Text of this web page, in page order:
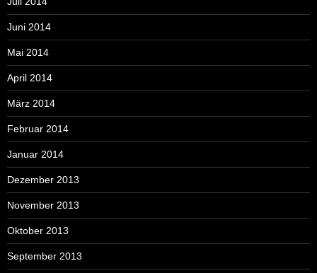
Juni 2014
Mai 2014
April 2014
März 2014
Februar 2014
Januar 2014
Dezember 2013
November 2013
Oktober 2013
September 2013